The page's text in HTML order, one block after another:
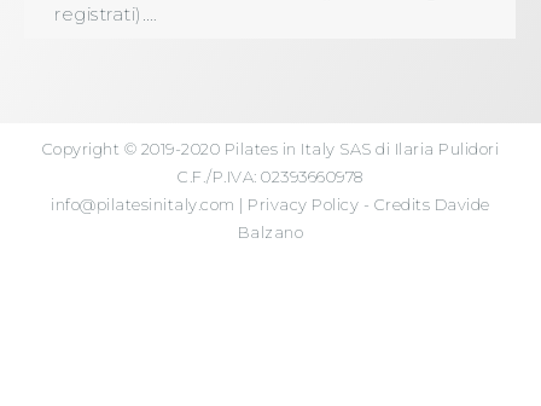
registrati).…
Copyright © 2019-2020 Pilates in Italy SAS di Ilaria Pulidori
C.F./P.IVA: 02393660978
info@pilatesinitaly.com | Privacy Policy - Credits Davide
Balzano